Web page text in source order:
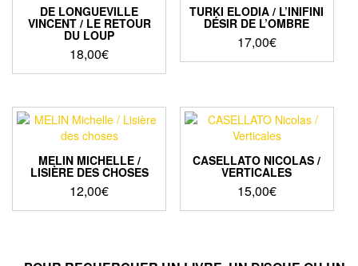
DE LONGUEVILLE
VINCENT / LE RETOUR
DU LOUP
18,00€
TURKI ELODIA / L’INIFINI
DÉSIR DE L’OMBRE
17,00€
MELIN MICHELLE /
LISIÈRE DES CHOSES
12,00€
CASELLATO NICOLAS /
VERTICALES
15,00€